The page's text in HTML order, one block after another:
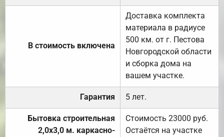
В стоимость включена
Доставка комплекта
материала в радиусе
500 км. от г. Пестова
Новгородской области
и сборка дома на
вашем участке.
Гарантия 5 лет.
Бытовка строительная
2,0х3,0 м. каркасно-
Стоимость 23000 руб.
Остаётся на участке